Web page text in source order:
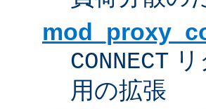
CONNECT
用の拡張